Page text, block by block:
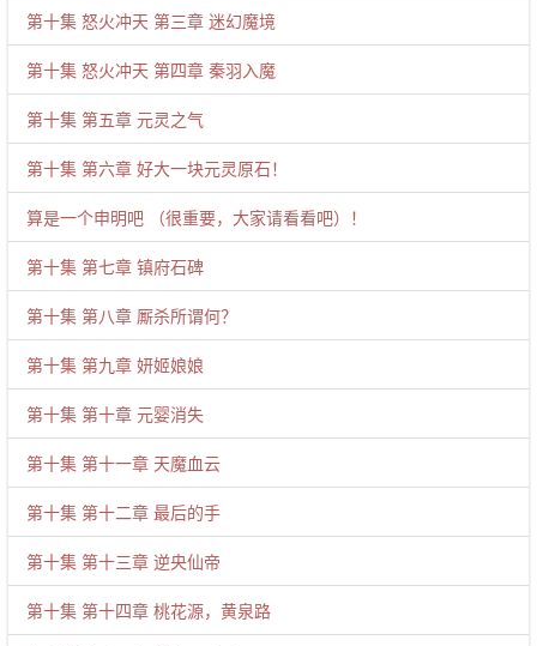
第十集 怒火冲天 第三章 迷幻魔境
第十集 怒火冲天 第四章 秦羽入魔
第十集 第五章 元灵之气
第十集 第六章 好大一块元灵原石！
算是一个申明吧 （很重要，大家请看看吧）！
第十集 第七章 镇府石碑
第十集 第八章 厮杀所谓何？
第十集 第九章 妍姬娘娘
第十集 第十章 元婴消失
第十集 第十一章 天魔血云
第十集 第十二章 最后的手
第十集 第十三章 逆央仙帝
第十集 第十四章 桃花源，黄泉路